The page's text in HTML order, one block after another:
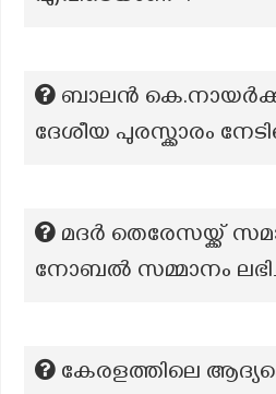
ബാലൻ
ദേശീയ പുരസ്ക്കാരം
മദർ തെരേസയ്ക്ക്
നോബൽ സമ്മാനം
കേരളത്തിലെ